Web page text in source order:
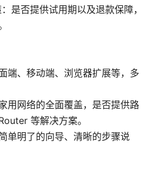
是否提供试用期以及退款保障，
端、移动端、浏览器扩展等，多
用网络的全面覆盖，是否提供路
等解决方案。
单明了的向导、清晰的步骤说